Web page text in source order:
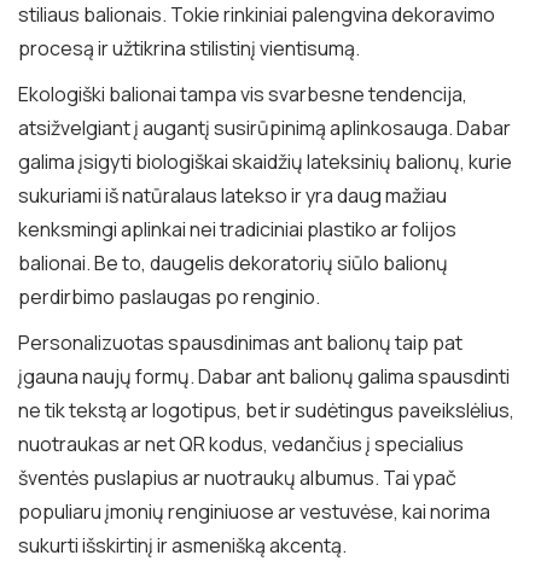
stiliaus balionais. Tokie rinkiniai palengvina dekoravimo
procesą ir užtikrina stilistinį vientisumą.
Ekologiški balionai tampa vis svarbesne tendencija,
atsižvelgiant į augantį susirūpinimą aplinkosauga. Dabar
galima įsigyti biologiškai skaidžių lateksinių balionų, kurie
sukuriami iš natūralaus latekso ir yra daug mažiau
kenksmingi aplinkai nei tradiciniai plastiko ar folijos
balionai. Be to, daugelis dekoratorių siūlo balionų
perdirbimo paslaugas po renginio.
Personalizuotas spausdinimas ant balionų taip pat
įgauna naujų formų. Dabar ant balionų galima spausdinti
ne tik tekstą ar logotipus, bet ir sudėtingus paveikslėlius,
nuotraukas ar net QR kodus, vedančius į specialius
šventės puslapius ar nuotraukų albumus. Tai ypač
populiaru įmonių renginiuose ar vestuvėse, kai norima
sukurti išskirtinį ir asmenišką akcentą.